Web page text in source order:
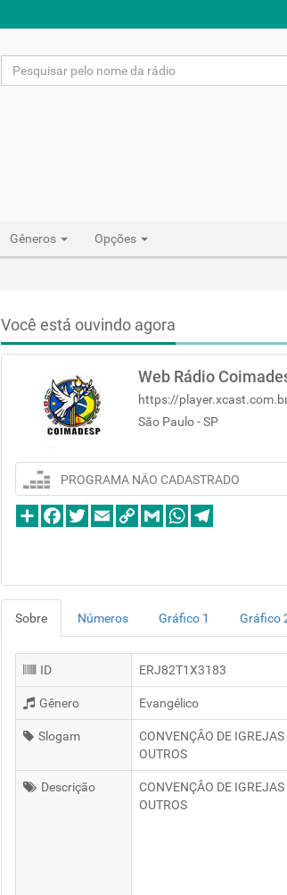
Gêneros Opções
Você está ouvindo agora
Web Rádio
São Paulo - SP
PROGRAMA NÃO CADASTRADO
Sobre Números Gráfico 1 Gráfico
ID ERJ82T1X3183
Gênero Evangélico
Slogam
CONVENÇÂO DE
OUTROS
Descrição
CONVENÇÂO DE
OUTROS